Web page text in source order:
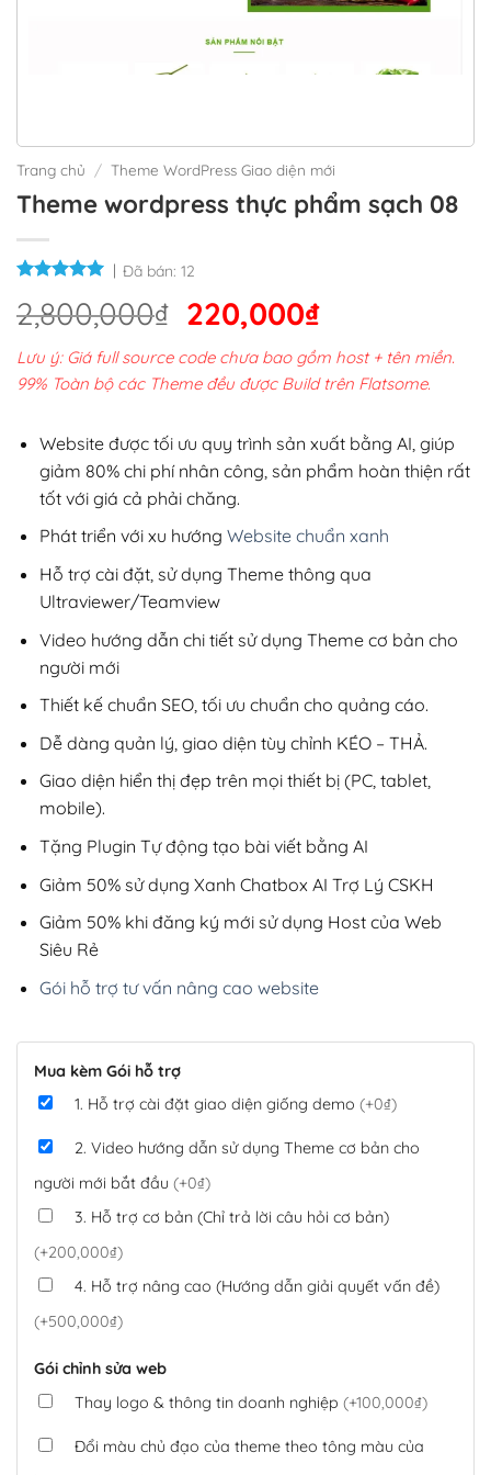
Trang chủ / Theme WordPress Giao diện mới
Theme wordpress thực phẩm sạch 08
Đã bán: 12
2,800,000₫ Giá
gốc
là:
2,800,000₫.
220,000₫Giá
hiện
tại
220,000₫.
Lưu ý: Giá full source code chưa bao gồm host + tên miền.
99% Toàn bộ các Theme đều được Build trên Flatsome.
Website được tối ưu quy trình sản xuất bằng AI, giúp
giảm 80% chi phí nhân công, sản phẩm hoàn thiện rất
tốt với giá cả phải chăng.
Phát triển với xu hướng Website chuẩn xanh
Hỗ trợ cài đặt, sử dụng Theme thông qua
Ultraviewer/Teamview
Video hướng dẫn chi tiết sử dụng Theme cơ bản cho
người mới
Thiết kế chuẩn SEO, tối ưu chuẩn cho quảng cáo.
Dễ dàng quản lý, giao diện tùy chỉnh KÉO – THẢ.
Giao diện hiển thị đẹp trên mọi thiết bị (PC, tablet,
mobile).
Tặng Plugin Tự động tạo bài viết bằng AI
Giảm 50% sử dụng Xanh Chatbox AI Trợ Lý CSKH
Giảm 50% khi đăng ký mới sử dụng Host của Web
Siêu Rẻ
Gói hỗ trợ tư vấn nâng cao website
Mua kèm Gói hỗ trợ
1. Hỗ trợ cài đặt giao diện giống demo (+0₫)
2. Video hướng dẫn sử dụng Theme cơ bản cho
người mới bắt đầu (+0₫)
3. Hỗ trợ cơ bản (Chỉ trả lời câu hỏi cơ bản)
(+200,000₫)
4. Hỗ trợ nâng cao (Hướng dẫn giải quyết vấn đề)
(+500,000₫)
Gói chỉnh sửa web
Thay logo & thông tin doanh nghiệp (+100,000₫)
Đổi màu chủ đạo của theme theo tông màu của